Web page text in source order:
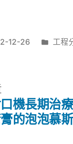
12-26
分
工程
一
篇
機長期治療
的泡泡慕斯